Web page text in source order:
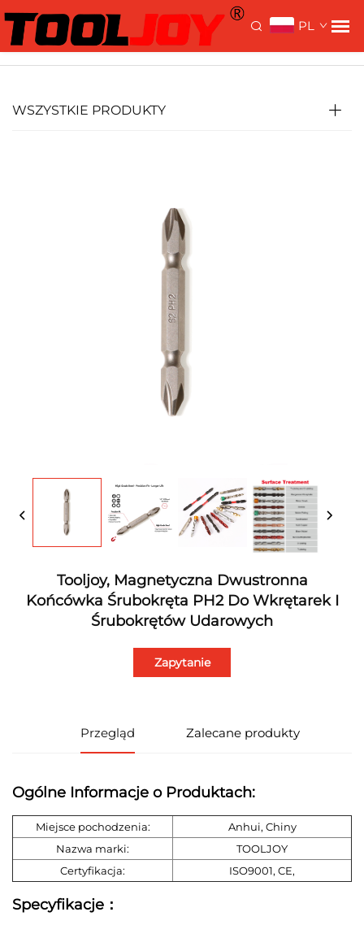
PL
Strona główna > Produkty> Gniazdo klucza>
Wkrętaki Wkładki
WSZYSTKIE PRODUKTY
Tooljoy, Magnetyczna Dwustronna
Końcówka Śrubokręta PH2 Do Wkrętarek I
Śrubokrętów Udarowych
Zapytanie
Przegląd Zalecane produkty
Ogólne Informacje o Produktach:
Miejsce pochodzenia:
Anhui, Chiny
Nazwa marki:
TOOLJOY
Certyfikacja:
ISO9001, CE,
Specyfikacje：